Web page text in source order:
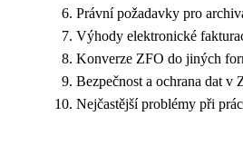
Právní požadavky pro
Výhody elektronické
Konverze ZFO do jiných
Bezpečnost a ochrana dat v
Nejčastější problémy při